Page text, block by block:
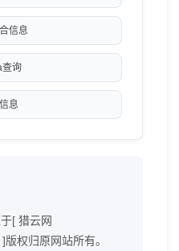
信息
询
息
[ 猎云网
权归原网站所有。